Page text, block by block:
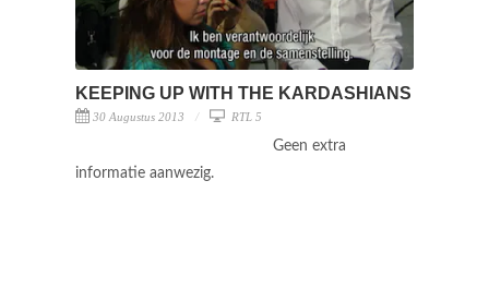
KEEPING UP WITH THE KARDASHIANS
30 Augustus 2013 RTL 5
Geen extra
informatie aanwezig.